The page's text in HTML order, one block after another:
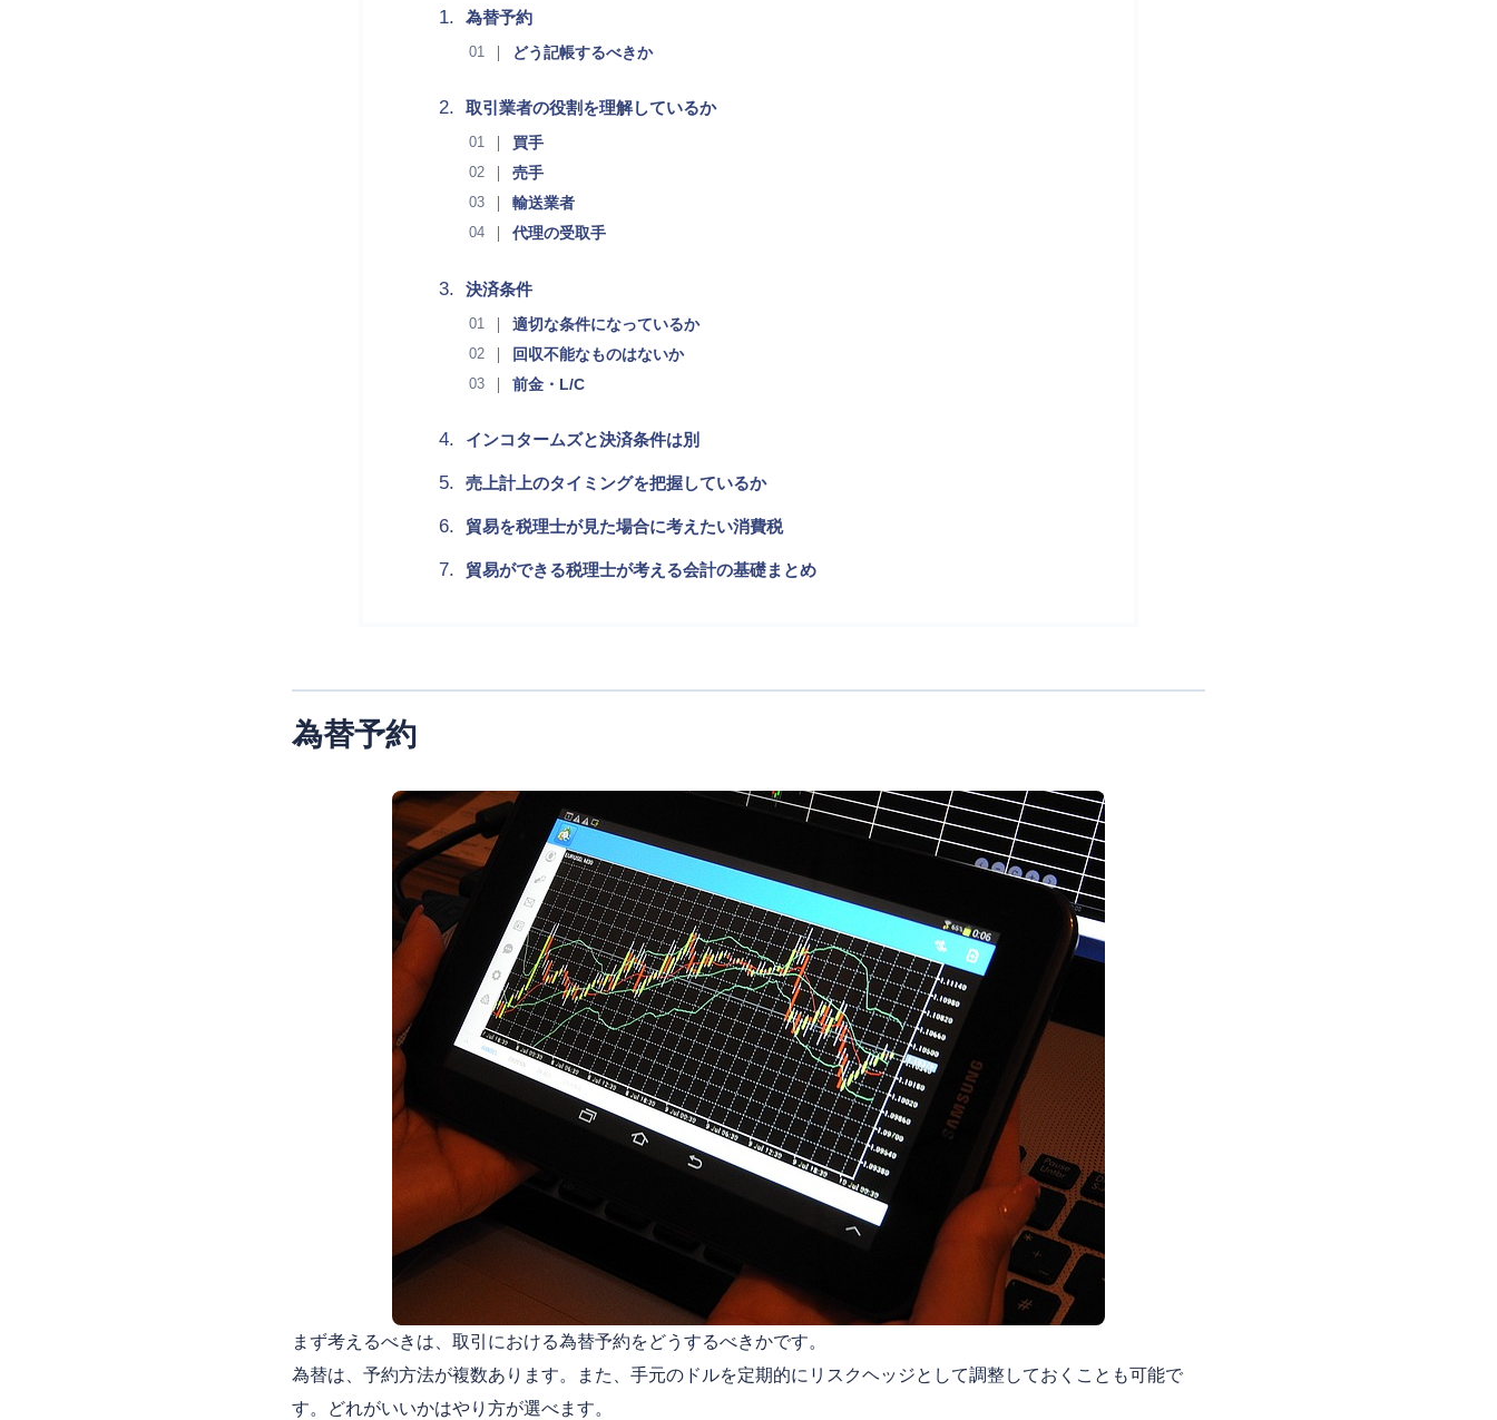
為替予約
どう記帳するべきか
取引業者の役割を理解しているか
買手
売手
輸送業者
代理の受取手
決済条件
適切な条件になっているか
回収不能なものはないか
前金・L/C
インコタームズと決済条件は別
売上計上のタイミングを把握しているか
貿易を税理士が見た場合に考えたい消費税
貿易ができる税理士が考える会計の基礎まとめ
為替予約
まず考えるべきは、取引における為替予約をどうするべきかです。
為替は、予約方法が複数あります。また、手元のドルを定期的にリスクヘッジとして調整しておくことも可能で
す。どれがいいかはやり方が選べます。